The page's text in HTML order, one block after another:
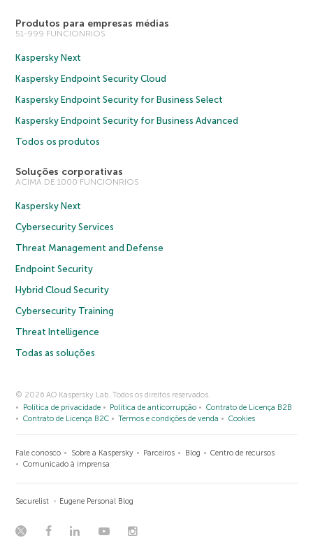
Produtos para empresas médias
51-999 FUNCIONRIOS
Kaspersky Next
Kaspersky Endpoint Security Cloud
Kaspersky Endpoint Security for Business Select
Kaspersky Endpoint Security for Business Advanced
Todos os produtos
Soluções corporativas
ACIMA DE 1000 FUNCIONRIOS
Kaspersky Next
Cybersecurity Services
Threat Management and Defense
Endpoint Security
Hybrid Cloud Security
Cybersecurity Training
Threat Intelligence
Todas as soluções
© 2026 AO Kaspersky Lab. Todos os direitos reservados.
Política de privacidade
Política de anticorrupção
Contrato de Licença B2B
Contrato de Licença B2C
Termos e condições de venda Cookies
Fale conosco Sobre a Kaspersky Parceiros Blog
Centro de recursos
Comunicado à imprensa
Securelist Eugene Personal Blog